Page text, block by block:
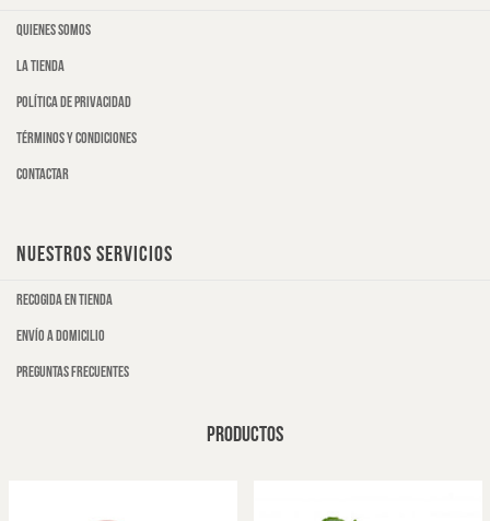
Quienes somos
La tienda
Política de privacidad
Términos y condiciones
Contactar
NUESTROS SERVICIOS
Recogida en tienda
Envío a domicilio
Preguntas frecuentes
PRODUCTOS